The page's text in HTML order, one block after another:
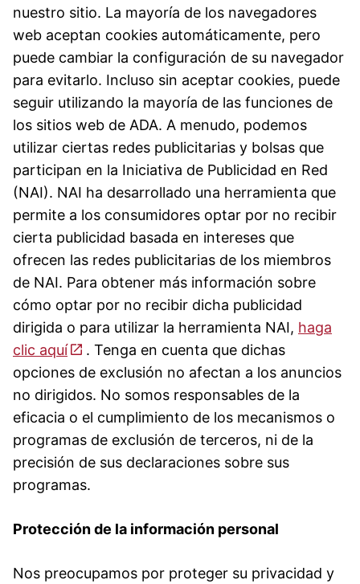
nuestro sitio. La mayoría de los navegadores
web aceptan cookies automáticamente, pero
puede cambiar la configuración de su navegador
para evitarlo. Incluso sin aceptar cookies, puede
seguir utilizando la mayoría de las funciones de
los sitios web de ADA. A menudo, podemos
utilizar ciertas redes publicitarias y bolsas que
participan en la Iniciativa de Publicidad en Red
(NAI). NAI ha desarrollado una herramienta que
permite a los consumidores optar por no recibir
cierta publicidad basada en intereses que
ofrecen las redes publicitarias de los miembros
de NAI. Para obtener más información sobre
cómo optar por no recibir dicha publicidad
dirigida o para utilizar la herramienta NAI, haga
clic aquí
. Tenga en cuenta que dichas
opciones de exclusión no afectan a los anuncios
no dirigidos. No somos responsables de la
eficacia o el cumplimiento de los mecanismos o
programas de exclusión de terceros, ni de la
precisión de sus declaraciones sobre sus
programas.
Protección de la información personal
Nos preocupamos por proteger su privacidad y